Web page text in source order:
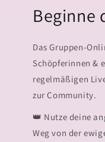
Beginne
Das Gruppen-
Schöpferinnen &
regelmäßigen
zur Community.
👑 Nutze deine
Weg von der